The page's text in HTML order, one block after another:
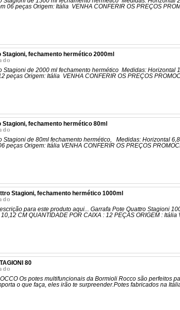
06 peças Origem: Itália VENHA CONFERIR OS PREÇOS
Stagioni, fechamento hermético 2000ml
Stagioni de 2000 ml fechamento hermético Medidas: Horizontal
peças Origem: Itália VENHA CONFERIR OS PREÇOS
Stagioni, fechamento hermético 80ml
Stagioni de 80ml fechamento hermético, Medidas: Horizontal
peças Origem: Itália VENHA CONFERIR OS PREÇOS
Stagioni, fechamento hermético 1000ml
para este produto aqui... Garrafa Pote Quattro Stagioni
CM QUANTIDADE POR CAIXA : 12 PEÇAS ORIGEM : Itália
80
Os potes multifuncionais da Bormioli Rocco são perfeitos
o que faça, eles irão te surpreender.Potes fabricados na